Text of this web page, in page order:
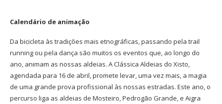
Calendário de animação
Da bicicleta às tradições mais etnográficas, passando pela trail
running ou pela dança são muitos os eventos que, ao longo do
ano, animam as nossas aldeias. A Clássica Aldeias do Xisto,
agendada para 16 de abril, promete levar, uma vez mais, a magia
de uma grande prova profissional às nossas estradas. Este ano, o
percurso liga as aldeias de Mosteiro, Pedrogão Grande, e Aigra